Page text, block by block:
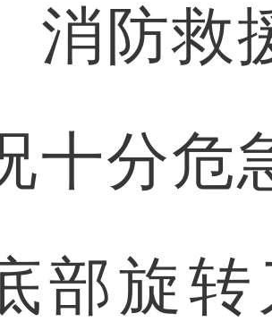
防救援
十分危
部旋